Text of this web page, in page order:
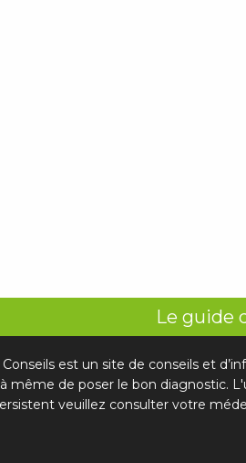
Le guide
est un site de conseils et
même de poser le bon diagnostic.
veuillez consulter votre